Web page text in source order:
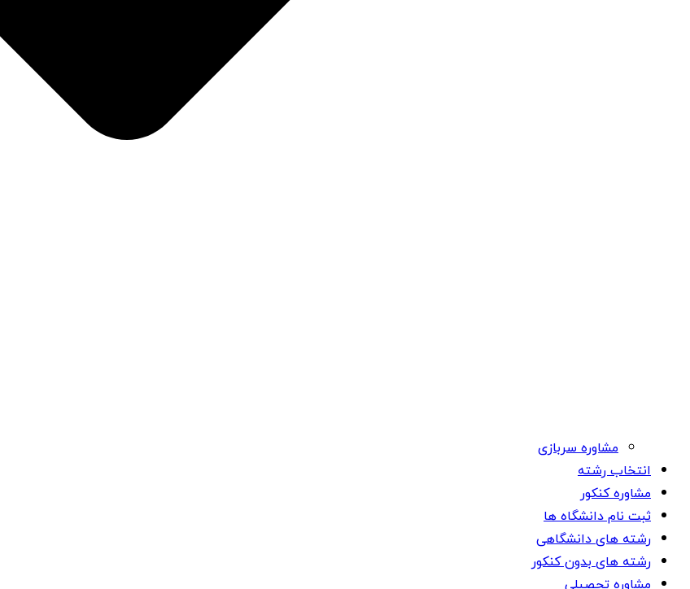
مشاوره سربازی
انتخاب رشته
مشاوره کنکور
ثبت نام دانشگاه ها
رشته های دانشگاهی
رشته های بدون کنکور
مشاوره تحصیلی